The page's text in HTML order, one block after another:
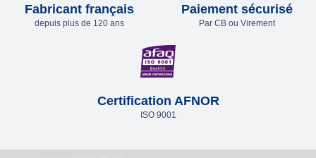
Fabricant français
depuis plus de 120 ans
Paiement sécurisé
Par CB ou Virement
Certification AFNOR
ISO 9001